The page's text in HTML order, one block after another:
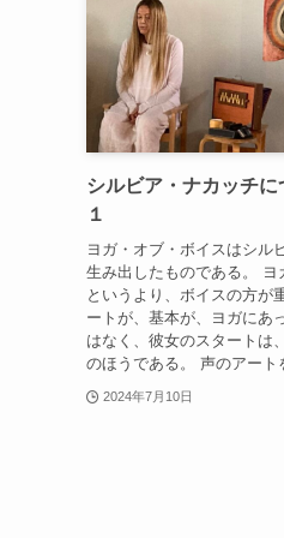
シルビア・ナカッチ
１
ヨガ・オブ・ボイスはシル
生み出したものである。 ヨ
というより、ボイスの方が
ートが、基本が、ヨガにあ
はなく、彼女のスタートは
のほうである。 声のアート
2024年7月10日